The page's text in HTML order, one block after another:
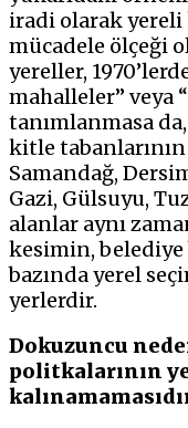
iradi olarak
mücadele ölçeği
yereller,
mahalleler” veya
tanımlanmasa
kitle
Samandağ,
Gazi, Gülsuyu,
alanlar aynı
kesimin, belediye
bazında yerel
yerlerdir.
Dokuzuncu
politkalarının